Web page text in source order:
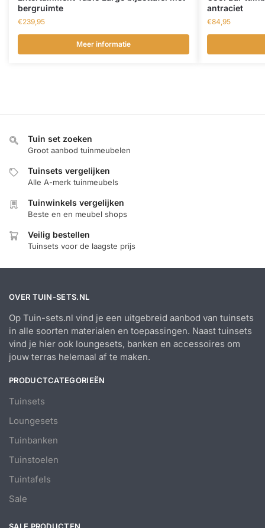
bergruimte
€239,95
Meer informatie
antraciet
€84,95
Tuin set zoeken
Groot aanbod tuinmeubelen
Tuinsets vergelijken
Alle A-merk tuinmeubels
Tuinwinkels vergelijken
Beste en en meubel shops
Veilig bestellen
Tuinsets voor de laagste prijs
OVER TUIN-SETS.NL
Op Tuin-sets.nl vind je een uitgebreid aanbod van tuinsets
in alle soorten materialen en toepassingen. Naast tuinsets
vind je hier ook loungesets, banken en accessoires om
jouw terras helemaal af te maken.
PRODUCTCATEGORIEËN
Tuinsets
Loungesets
Tuinbanken
Tuinstoelen
Tuintafels
Sale